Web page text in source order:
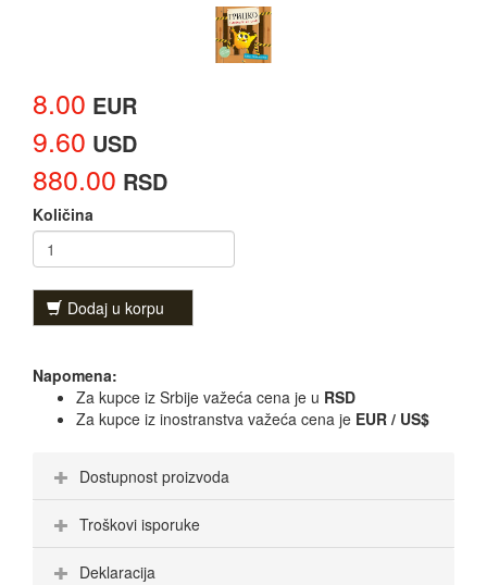
8.00 EUR
9.60 USD
880.00 RSD
Količina
Dodaj u korpu
Napomena:
Za kupce iz Srbije važeća cena je u RSD
Za kupce iz inostranstva važeća cena je EUR / US$
Dostupnost proizvoda
Troškovi isporuke
Deklaracija